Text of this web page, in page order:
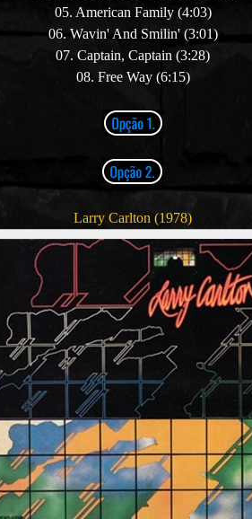
05. American Family (4:03)
06. Wavin' And Smilin' (3:01)
07. Captain, Captain (3:28)
08. Free Way (6:15)
Larry Carlton (1978)